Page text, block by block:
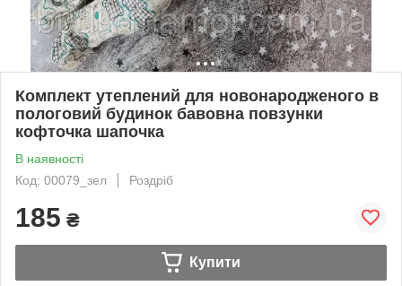
Комплект утеплений для новонародженого в
пологовий будинок бавовна повзунки
кофточка шапочка
В наявності
Код: 00079_зел
Роздріб
185 ₴
Купити